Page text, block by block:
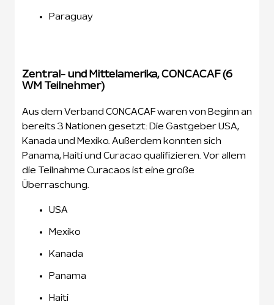
Paraguay
Zentral- und Mittelamerika, CONCACAF (6
WM Teilnehmer)
Aus dem Verband CONCACAF waren von Beginn an
bereits 3 Nationen gesetzt: Die Gastgeber USA,
Kanada und Mexiko. Außerdem konnten sich
Panama, Haiti und Curacao qualifizieren. Vor allem
die Teilnahme Curacaos ist eine große
Überraschung.
USA
Mexiko
Kanada
Panama
Haiti